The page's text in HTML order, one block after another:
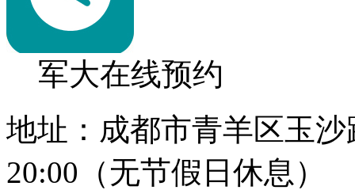
军大在线预约
地址：成都市青羊区玉
20:00（无节假日休息）